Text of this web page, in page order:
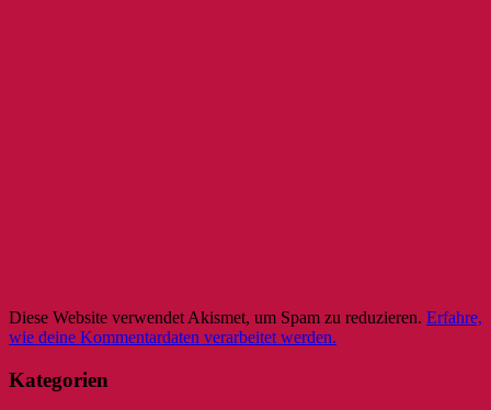
Diese Website verwendet Akismet, um Spam zu reduzieren. Erfahre,
wie deine Kommentardaten verarbeitet werden.
Kategorien